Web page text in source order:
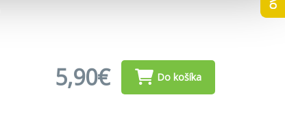
5,90€ Do košíka